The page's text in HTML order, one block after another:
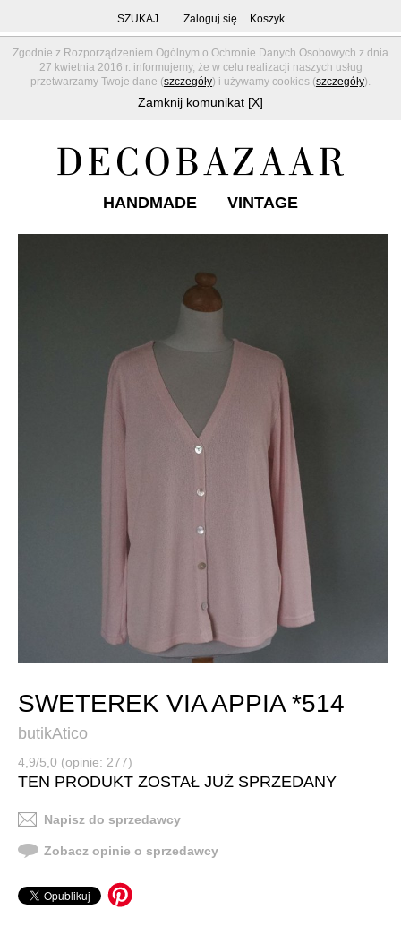
Zgodnie z Rozporządzeniem Ogólnym o Ochronie Danych Osobowych z dnia
27 kwietnia 2016 r. informujemy, że w celu realizacji naszych usług
przetwarzamy Twoje dane (szczegóły) i używamy cookies (szczegóły).
Zamknij komunikat [X]
SZUKAJ Zaloguj się Koszyk
HANDMADE VINTAGE
SWETEREK VIA APPIA *514
butikAtico
4,9/5,0 (opinie: 277)
TEN PRODUKT ZOSTAŁ JUŻ SPRZEDANY
Napisz do sprzedawcy
Zobacz opinie o sprzedawcy